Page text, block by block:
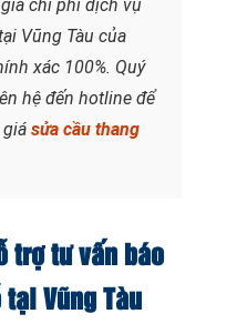
chi phí dịch vụ
Vũng Tàu của
xác 100%. Quý
hệ đến hotline để
sửa cầu thang
trợ tư vấn báo
Vũng Tàu